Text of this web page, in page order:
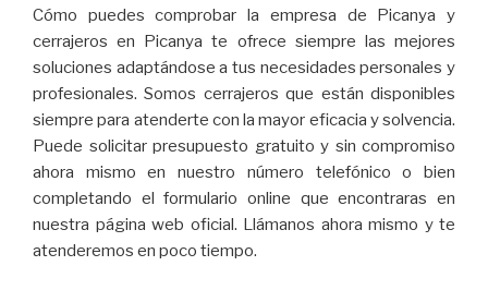
Cómo puedes comprobar la empresa de Picanya y
cerrajeros en Picanya te ofrece siempre las mejores
soluciones adaptándose a tus necesidades personales y
profesionales. Somos cerrajeros que están disponibles
siempre para atenderte con la mayor eficacia y solvencia.
Puede solicitar presupuesto gratuito y sin compromiso
ahora mismo en nuestro número telefónico o bien
completando el formulario online que encontraras en
nuestra página web oficial. Llámanos ahora mismo y te
atenderemos en poco tiempo.